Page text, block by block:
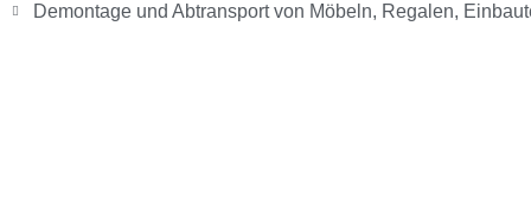
Demontage und Abtransport von Möbeln, Regalen,